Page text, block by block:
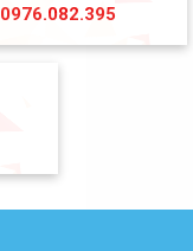
0976.082.395